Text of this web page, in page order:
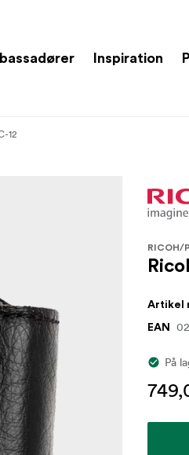
Inspiration
12
RICOH/
Artikel
EAN
På